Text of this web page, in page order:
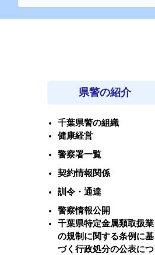
県警の紹介
千葉県警の組織
健康経営
警察署一覧
契約情報関係
訓令・通達
警察情報公開
千葉県特定金属類取扱業
の規制に関する条例に基
づく行政処分の公表につ